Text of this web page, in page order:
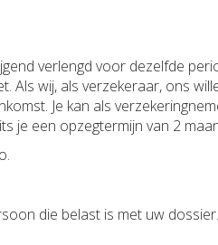
verlengd voor dezelfde
wij, als verzekeraar, ons
Je kan als
je een opzegtermijn van 2
die belast is met uw